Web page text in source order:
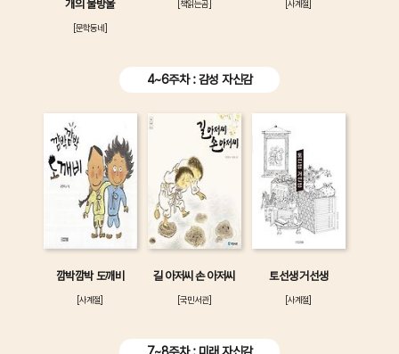
개의 물방울
[문학동네]
[책읽는곰] [사계절]
4~6주차 : 감성 자신감
깜박깜박 도깨비
[사계절]
길 아저씨 손 아저씨
[국민서관]
토선생 거선생
[사계절]